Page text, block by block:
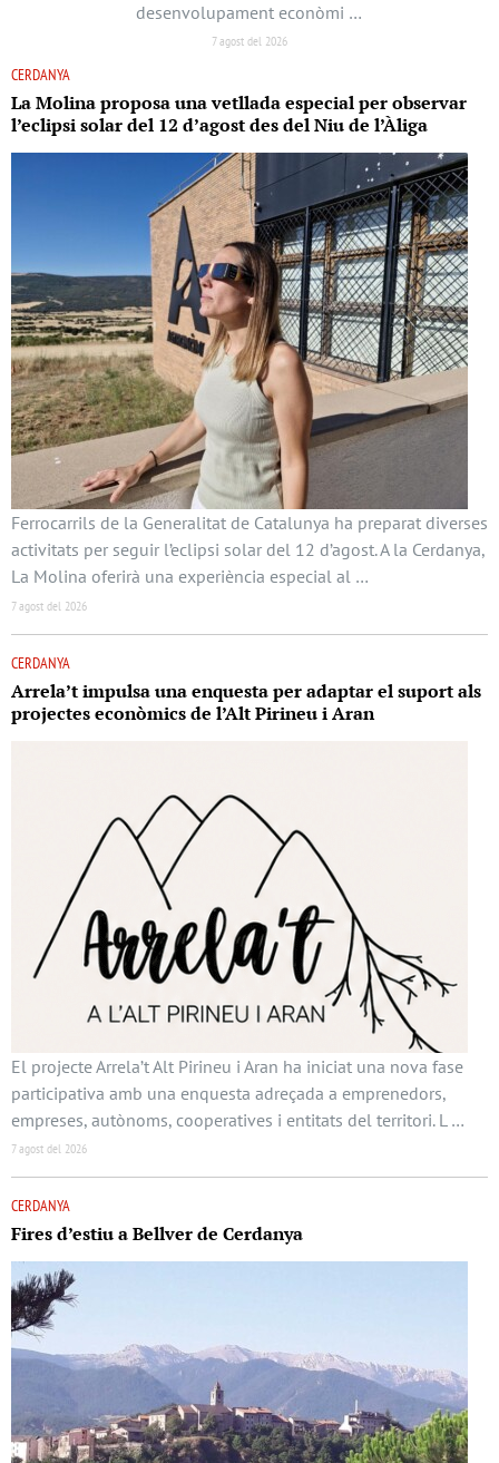
desenvolupament econòmi …
7 agost del 2026
CERDANYA
La Molina proposa una vetllada especial per observar
l’eclipsi solar del 12 d’agost des del Niu de l’Àliga
Ferrocarrils de la Generalitat de Catalunya ha preparat diverses
activitats per seguir l’eclipsi solar del 12 d’agost. A la Cerdanya,
La Molina oferirà una experiència especial al …
7 agost del 2026
CERDANYA
Arrela’t impulsa una enquesta per adaptar el suport als
projectes econòmics de l’Alt Pirineu i Aran
El projecte Arrela’t Alt Pirineu i Aran ha iniciat una nova fase
participativa amb una enquesta adreçada a emprenedors,
empreses, autònoms, cooperatives i entitats del territori. L …
7 agost del 2026
CERDANYA
Fires d’estiu a Bellver de Cerdanya